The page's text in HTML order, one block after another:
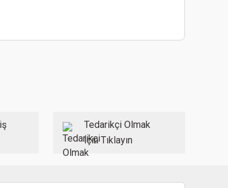
Tedarikçi Olmak
İçin Tıklayın